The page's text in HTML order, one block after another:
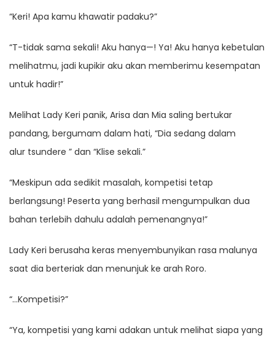
“Keri! Apa kamu khawatir padaku?”
“T-tidak sama sekali! Aku hanya—! Ya! Aku hanya kebetulan
melihatmu, jadi kupikir aku akan memberimu kesempatan
untuk hadir!”
Melihat Lady Keri panik, Arisa dan Mia saling bertukar
pandang, bergumam dalam hati, “Dia sedang dalam
alur tsundere ” dan “Klise sekali.”
“Meskipun ada sedikit masalah, kompetisi tetap
berlangsung! Peserta yang berhasil mengumpulkan dua
bahan terlebih dahulu adalah pemenangnya!”
Lady Keri berusaha keras menyembunyikan rasa malunya
saat dia berteriak dan menunjuk ke arah Roro.
“…Kompetisi?”
“Ya, kompetisi yang kami adakan untuk melihat siapa yang